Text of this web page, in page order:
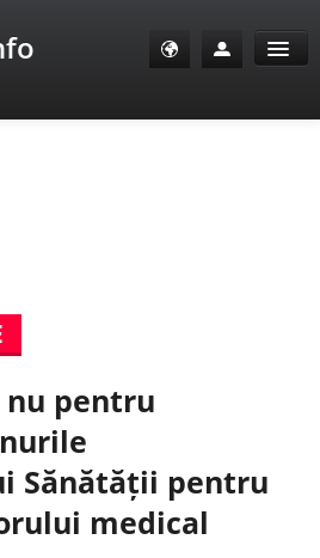
pentru
Sănătății pentru
medical